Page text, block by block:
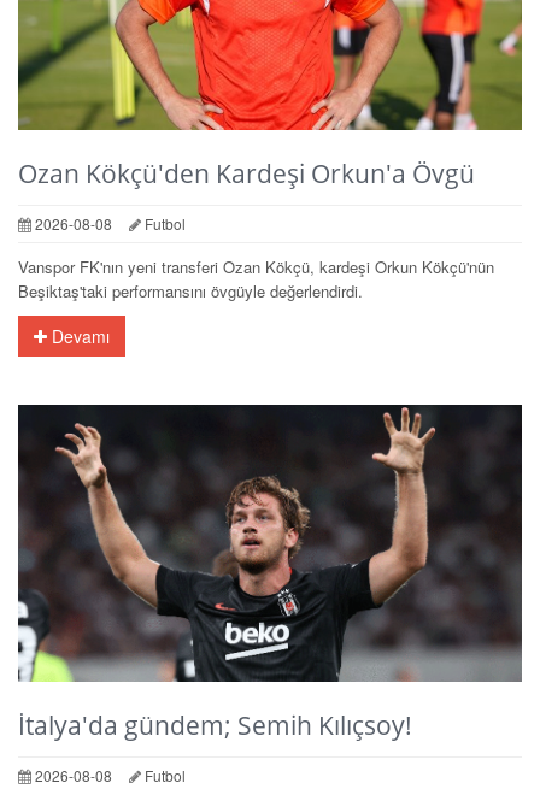
Ozan Kökçü'den Kardeşi Orkun'a Övgü
2026-08-08 Futbol
Vanspor FK'nın yeni transferi Ozan Kökçü, kardeşi Orkun Kökçü'nün
Beşiktaş'taki performansını övgüyle değerlendirdi.
Devamı
İtalya'da gündem; Semih Kılıçsoy!
2026-08-08 Futbol